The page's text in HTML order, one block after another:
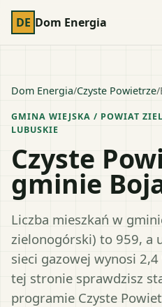
DE Dom Energia
Dom Energia/Czyste Powietrze/
GMINA WIEJSKA / POWIAT
LUBUSKIE
Czyste
gminie
Liczba mieszkań w
zielonogórski) to 959, a
sieci gazowej wynosi 2,4
tej stronie sprawdzisz
programie Czyste